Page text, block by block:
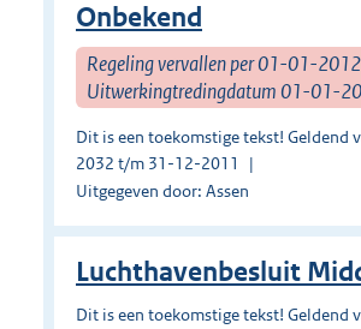
Onbekend
Regeling vervallen per 01-01-2012
Uitwerkingtredingdatum 01-01-
Dit is een toekomstige tekst! Geldend
2032 t/m 31-12-2011
Uitgegeven door: Assen
Luchthavenbesluit
Dit is een toekomstige tekst! Geldend